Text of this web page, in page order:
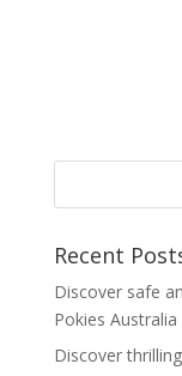
Recent
Discover safe
Pokies Australia
Discover